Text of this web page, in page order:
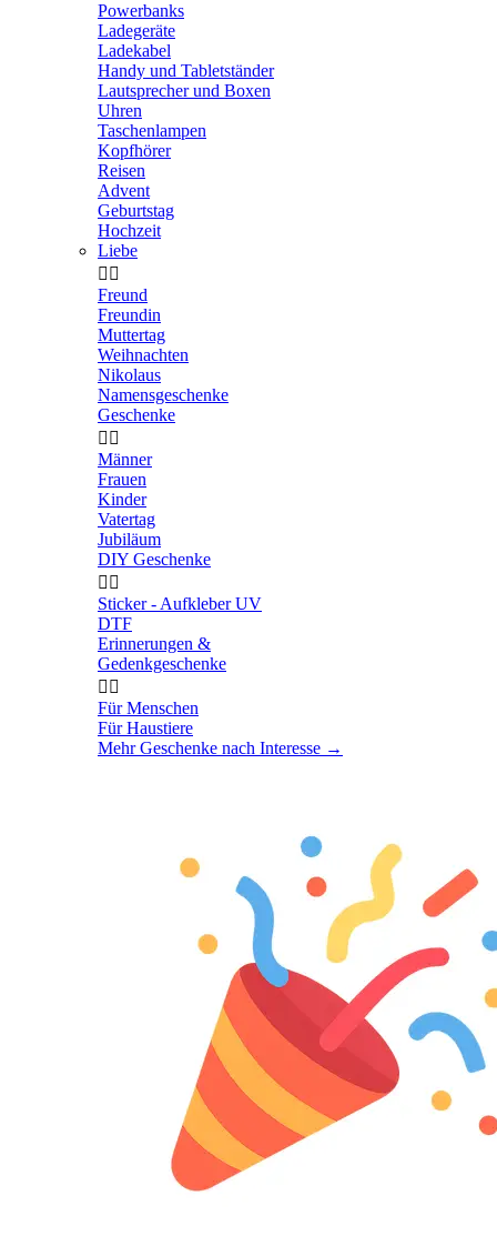
Powerbanks
Ladegeräte
Ladekabel
Handy und Tabletständer
Lautsprecher und Boxen
Uhren
Taschenlampen
Kopfhörer
Reisen
Advent
Geburtstag
Hochzeit
Liebe
 
Freund
Freundin
Muttertag
Weihnachten
Nikolaus
Namensgeschenke
Geschenke
 
Männer
Frauen
Kinder
Vatertag
Jubiläum
DIY Geschenke
 
Sticker - Aufkleber UV
DTF
Erinnerungen &
Gedenkgeschenke
 
Für Menschen
Für Haustiere
Mehr Geschenke nach Interesse →